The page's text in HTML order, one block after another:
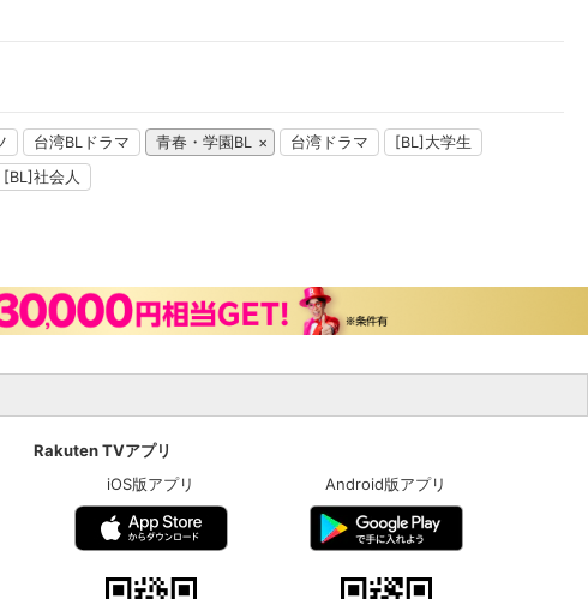
台湾BLドラマ 青春・学園BL 台湾ドラマ
[BL]大学生
[BL]社会人
Rakuten TVアプリ
iOS版アプリ
Android版アプリ